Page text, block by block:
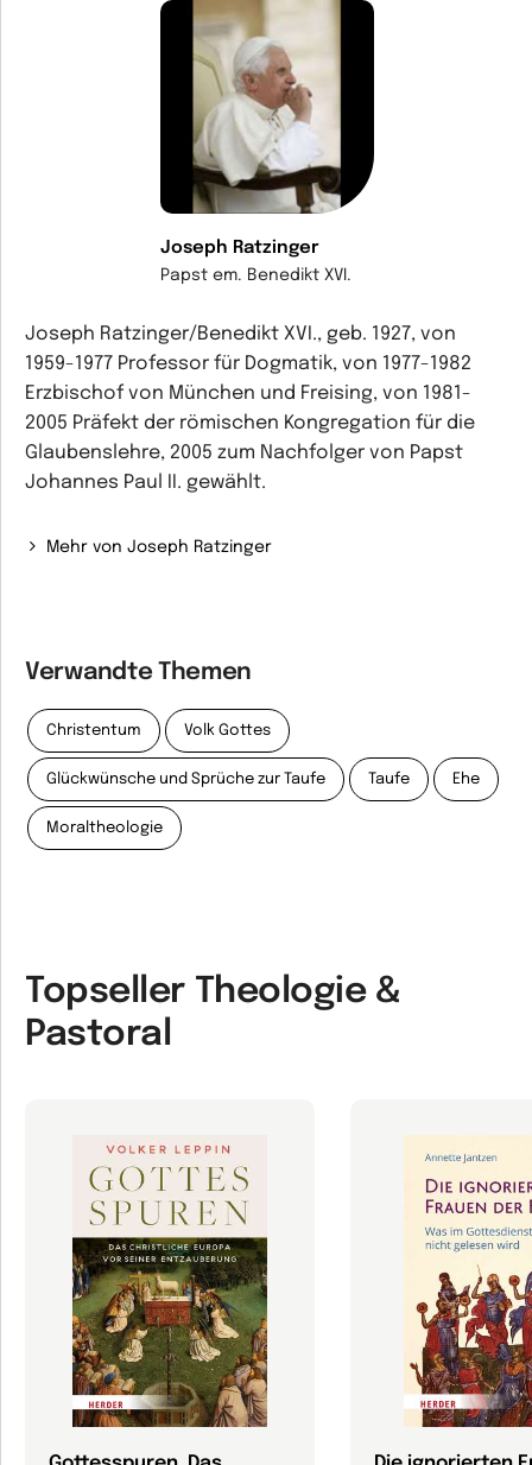
Joseph Ratzinger
Papst em. Benedikt XVI.
Joseph Ratzinger/Benedikt XVI., geb. 1927, von
1959-1977 Professor für Dogmatik, von 1977-1982
Erzbischof von München und Freising, von 1981-
2005 Präfekt der römischen Kongregation für die
Glaubenslehre, 2005 zum Nachfolger von Papst
Johannes Paul II. gewählt.
Mehr von Joseph Ratzinger
Verwandte Themen
Christentum Volk Gottes
Glückwünsche und Sprüche zur Taufe Taufe Ehe
Moraltheologie
Topseller Theologie &
Pastoral